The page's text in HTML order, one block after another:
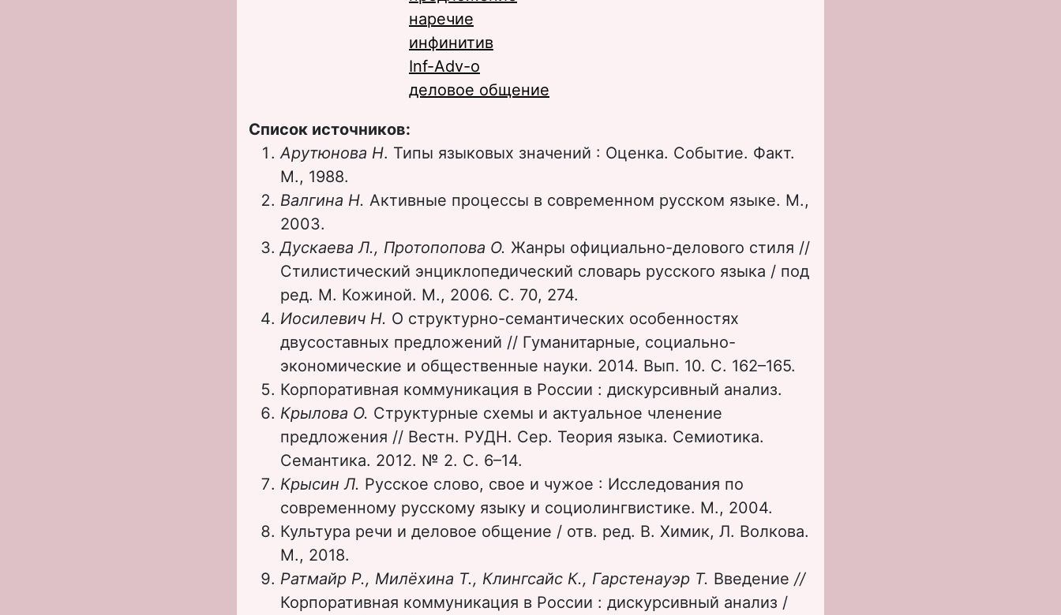
наречие
инфинитив
Inf-Adv-o
деловое общение
Список источников:
Арутюнова Н. Типы языковых значений : Оценка. Событие. Факт.
М., 1988.
Валгина Н. Активные процессы в современном русском языке. М.,
2003.
Дускаева Л., Протопопова О. Жанры официально-делового стиля //
Стилистический энциклопедический словарь русского языка / под
ред. М. Кожиной. М., 2006. С. 70, 274.
Иосилевич Н. О структурно-семантических особенностях
двусоставных предложений // Гуманитарные, социально-
экономические и общественные науки. 2014. Вып. 10. С. 162–165.
Корпоративная коммуникация в России : дискурсивный анализ.
Крылова О. Структурные схемы и актуальное членение
предложения // Вестн. РУДН. Сер. Теория языка. Семиотика.
Семантика. 2012. № 2. С. 6–14.
Крысин Л. Русское слово, свое и чужое : Исследования по
современному русскому языку и социолингвистике. М., 2004.
Культура речи и деловое общение / отв. ред. В. Химик, Л. Волкова.
М., 2018.
Ратмайр Р., Милёхина Т., Клингсайс К., Гарстенауэр Т. Введение //
Корпоративная коммуникация в России : дискурсивный анализ /